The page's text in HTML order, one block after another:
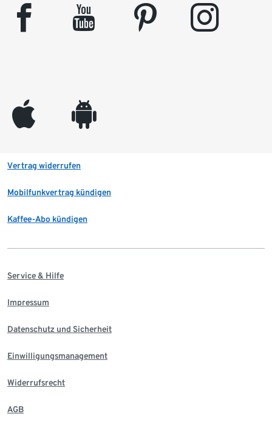
facebook youtube pinterest instagram
appleinc android
Vertrag widerrufen
Mobilfunkvertrag kündigen
Kaffee-Abo kündigen
Service & Hilfe
Impressum
Datenschutz und Sicherheit
Einwilligungsmanagement
Widerrufsrecht
AGB